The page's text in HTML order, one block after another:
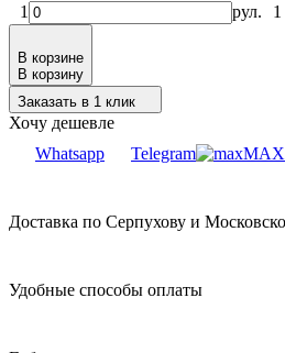
1 рул. 1
В корзине
В корзину
Заказать в 1 клик
Хочу дешевле
Whatsapp
Telegram MAX
Доставка по Серпухову и
Удобные способы оплаты